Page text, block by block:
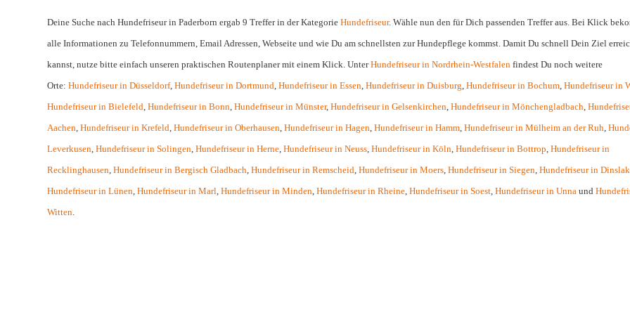
Deine Suche nach Hundefriseur in Paderborn ergab 9 Treffer in der Kategorie Hundefriseur. Wähle nun den für Dich passenden Treffer aus. Bei Klick
alle Informationen zu Telefonnummern, Email Adressen, Webseite und wie Du am schnellsten zur Hundepflege kommst. Damit Du schnell Dein Ziel
kannst, nutze bitte einfach unseren praktischen Routenplaner mit einem Klick. UnterHundefriseur in Nordrhein-Westfalen findest Du noch weitere
Orte: Hundefriseur in Düsseldorf, Hundefriseur in Dortmund Hundefriseur in Essen Hundefriseur in Duisburg Hundefriseur in Bochum Hundefriseur in
Hundefriseur in Bielefeld Hundefriseur in Bonn Hundefriseur in Münster, Hundefriseur in Gelsenkirchen Hundefriseur in Mönchengladbach
Aachen Hundefriseur in Krefeld Hundefriseur in Oberhausen Hundefriseur in Hagen Hundefriseur in Hamm Hundefriseur in Mülheim an der Ruh
Leverkusen Hundefriseur in Solingen Hundefriseur in Herne Hundefriseur in Neuss Hundefriseur in Köln Hundefriseur in Bottrop Hundefriseur in
Recklinghausen Hundefriseur in Bergisch Gladbach Hundefriseur in Remscheid Hundefriseur in Moers Hundefriseur in Siegen Hundefriseur in
Hundefriseur in Lünen Hundefriseur in Marl Hundefriseur in Minden Hundefriseur in Rheine Hundefriseur in Soest Hundefriseur in Unna und
Witten